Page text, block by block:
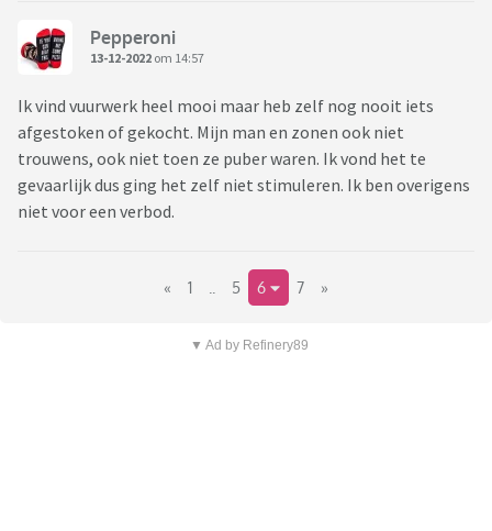
Pepperoni
13-12-2022 om 14:57
Ik vind vuurwerk heel mooi maar heb zelf nog nooit iets
afgestoken of gekocht. Mijn man en zonen ook niet
trouwens, ook niet toen ze puber waren. Ik vond het te
gevaarlijk dus ging het zelf niet stimuleren. Ik ben overigens
niet voor een verbod.
« 1 5 6 7 »
▼ Ad by Refinery89